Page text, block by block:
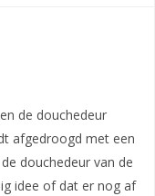
de douchedeur
afgedroogd met een
douchedeur van de
idee of dat er nog af